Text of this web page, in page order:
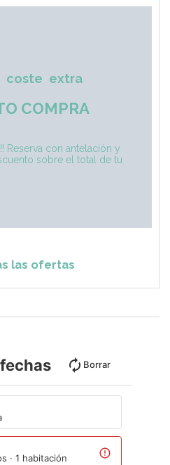
coste extra
COMPRA
Reserva con antelación y
sobre el total de tu
las ofertas
Borrar
· 1 habitación